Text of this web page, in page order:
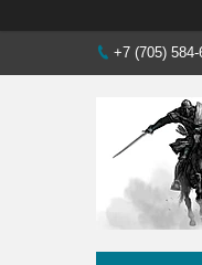
+7 (705) 584-